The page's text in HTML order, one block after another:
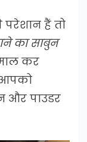
हैं तो
का साबुन
कर
और पाउडर